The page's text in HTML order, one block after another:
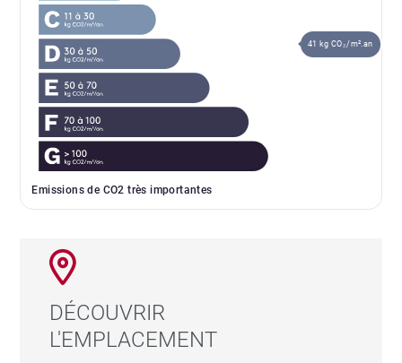
Emissions de CO2 très importantes
41 kg CO₂/m².an
DÉCOUVRIR
L'EMPLACEMENT